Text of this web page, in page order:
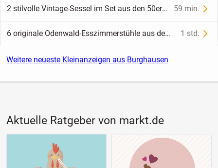
2 stilvolle Vintage-Sessel im Set aus den 50er Jahren 59 min.
6 originale Odenwald-Esszimmerstühle aus dem Jahr 1982 1 std.
Weitere neueste Kleinanzeigen aus Burghausen
Aktuelle Ratgeber von markt.de